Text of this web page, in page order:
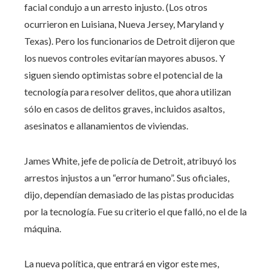
facial condujo a un arresto injusto. (Los otros
ocurrieron en Luisiana, Nueva Jersey, Maryland y
Texas). Pero los funcionarios de Detroit dijeron que
los nuevos controles evitarían mayores abusos. Y
siguen siendo optimistas sobre el potencial de la
tecnología para resolver delitos, que ahora utilizan
sólo en casos de delitos graves, incluidos asaltos,
asesinatos e allanamientos de viviendas.
James White, jefe de policía de Detroit, atribuyó los
arrestos injustos a un “error humano”. Sus oficiales,
dijo, dependían demasiado de las pistas producidas
por la tecnología. Fue su criterio el que falló, no el de la
máquina.
La nueva política, que entrará en vigor este mes,